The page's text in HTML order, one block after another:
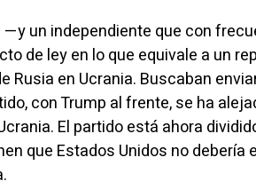
un independiente que con
de ley en lo que equivale a un
Rusia en Ucrania. Buscaban
con Trump al frente, se ha
El partido está ahora
que Estados Unidos no debería